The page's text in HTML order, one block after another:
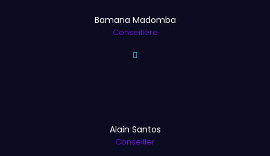
Bamana Madomba
Conseillère
Alain Santos
Conseiller